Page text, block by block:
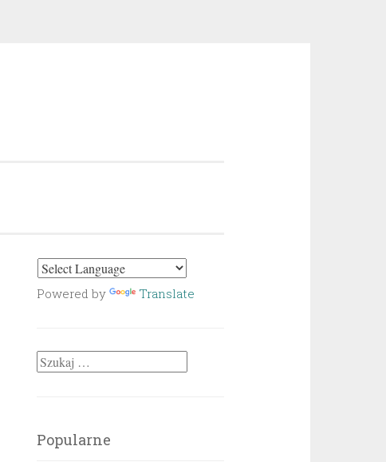
Powered by Translate
Szukaj:
Popularne